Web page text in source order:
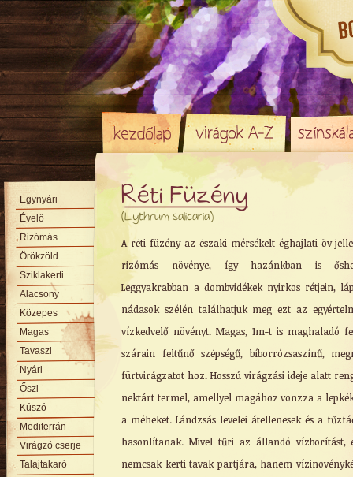
Réti Füzény
(Lythrum salicaria)
A réti füzény az északi mérsékelt éghajlati öv
rizómás növénye, így hazánkban is
Leggyakrabban a dombvidékek nyirkos rétjein,
nádasok szélén találhatjuk meg ezt az
vízkedvelő növényt. Magas, 1m-t is maghaladó
szárain feltűnő szépségű, bíborrózsaszínű,
fürtvirágzatot hoz. Hosszú virágzási ideje alatt
nektárt termel, amellyel magához vonzza a
a méheket. Lándzsás levelei átellenesek és a
hasonlítanak. Mivel tűri az állandó vízborítást,
nemcsak kerti tavak partjára, hanem
Egynyári
Évelő
Rizómás
Örökzöld
Sziklakerti
Alacsony
Közepes
Magas
Tavaszi
Nyári
Őszi
Kúszó
Mediterrán
Virágzó cserje
Talajtakaró